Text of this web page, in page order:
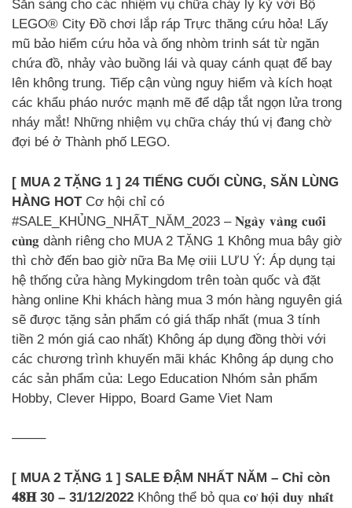
Sẵn sàng cho các nhiệm vụ chữa cháy ly kỳ với Bộ
LEGO® City Đồ chơi lắp ráp Trực thăng cứu hỏa! Lấy
mũ bảo hiểm cứu hỏa và ống nhòm trinh sát từ ngăn
chứa đồ, nhảy vào buồng lái và quay cánh quạt để bay
lên không trung. Tiếp cận vùng nguy hiểm và kích hoạt
các khẩu pháo nước mạnh mẽ để dập tắt ngọn lửa trong
nháy mắt! Những nhiệm vụ chữa cháy thú vị đang chờ
đợi bé ở Thành phố LEGO.
[ MUA 2 TẶNG 1 ] 24 TIẾNG CUỐI CÙNG, SĂN LÙNG
HÀNG HOTCơ hội chỉ có
#SALE_KHỦNG_NHẤT_NĂM_2023 – 𝐍𝐠𝐚̀𝐲 𝐯𝐚̀𝐧𝐠 𝐜𝐮𝐨̂́𝐢
𝐜𝐮̀𝐧𝐠 dành riêng cho MUA 2 TẶNG 1 Không mua bây giờ
thì chờ đến bao giờ nữa Ba Mẹ ơiii LƯU Ý: Áp dụng tại
hệ thống cửa hàng Mykingdom trên toàn quốc và đặt
hàng online Khi khách hàng mua 3 món hàng nguyên giá
sẽ được tặng sản phẩm có giá thấp nhất (mua 3 tính
tiền 2 món giá cao nhất) Không áp dụng đồng thời với
các chương trình khuyến mãi khác Không áp dụng cho
các sản phẩm của: Lego Education Nhóm sản phẩm
Hobby, Clever Hippo, Board Game Viet Nam
——–
[ MUA 2 TẶNG 1 ] SALE ĐẬM NHẤT NĂM – Chỉ còn
𝟒𝟖𝐇 30 – 31/12/2022 Không thể bỏ qua 𝐜𝐨̛ 𝐡𝐨̣̂𝐢 𝐝𝐮𝐲 𝐧𝐡𝐚̂́𝐭